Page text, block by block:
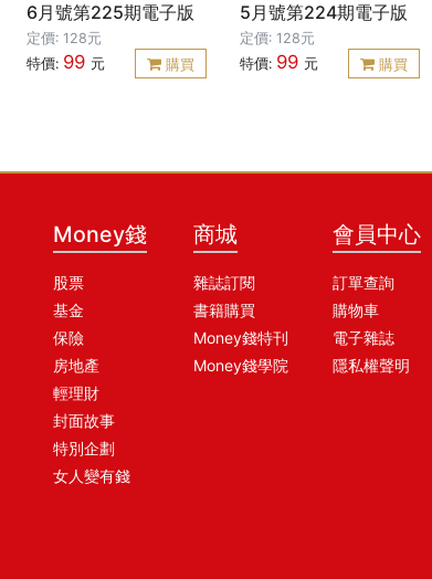
6月號第225期電子版
定價: 128元
特價: 99 元 購買
5月號第224期電子版
定價: 128元
特價: 99 元 購買
Money錢
股票
基金
保險
房地產
輕理財
封面故事
特別企劃
女人變有錢
商城
雜誌訂閱
書籍購買
Money錢特刊
Money錢學院
會員中心
訂單查詢
購物車
電子雜誌
隱私權聲明